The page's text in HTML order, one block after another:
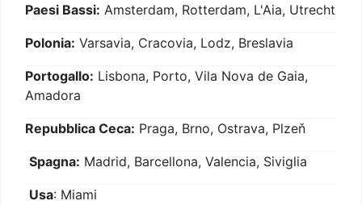
Paesi Bassi: Amsterdam, Rotterdam, L'Aia, Utrecht
Polonia: Varsavia, Cracovia, Lodz, Breslavia
Portogallo: Lisbona, Porto, Vila Nova de Gaia,
Amadora
Repubblica Ceca: Praga, Brno, Ostrava, Plzeň
Spagna: Madrid, Barcellona, Valencia, Siviglia
Usa: Miami